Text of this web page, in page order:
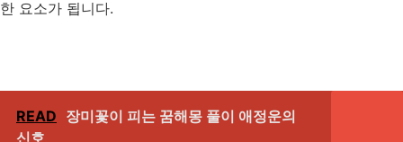
한 요소가 됩니다.
READ 장미꽃이 피는 꿈해몽 풀이 애정운의
신호